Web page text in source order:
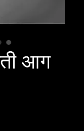
आग